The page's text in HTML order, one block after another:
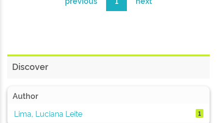
Discover
Author
Lima, Luciana Leite
1